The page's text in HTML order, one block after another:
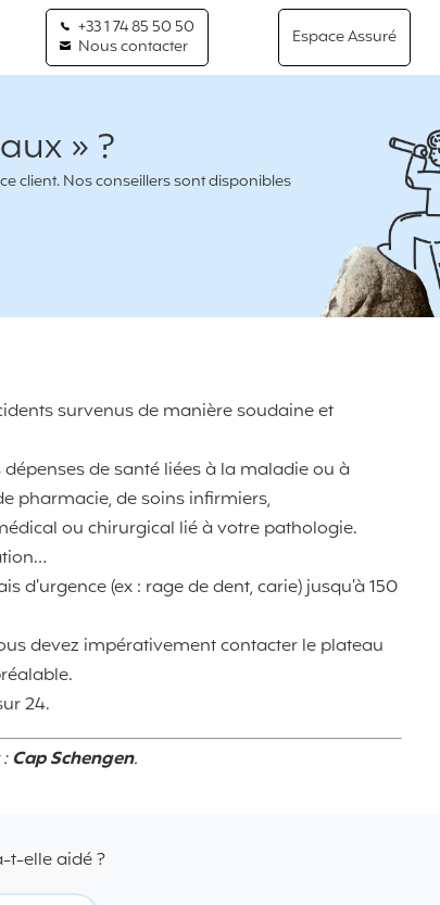
+33 1 74 85 50 50
Nous contacter
Espace Assuré
» ?
client. Nos conseillers sont disponibles
survenus de manière soudaine et
de santé liées à la maladie ou à
pharmacie, de soins infirmiers,
ou chirurgical lié à votre pathologie.
(ex : rage de dent, carie) jusqu’à 150
devez impérativement contacter le plateau
24.
Cap Schengen.
t-elle aidé ?